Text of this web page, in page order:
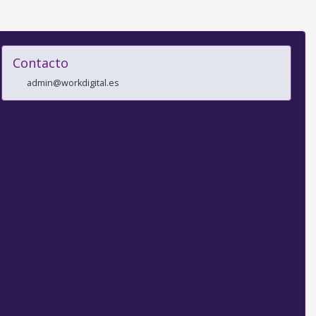
Contacto
admin@workdigital.es